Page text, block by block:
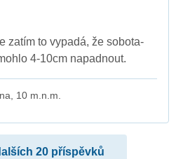
zatím to vypadá, že sobota-
4-10cm napadnout.
10 m.n.m.
20 příspěvků